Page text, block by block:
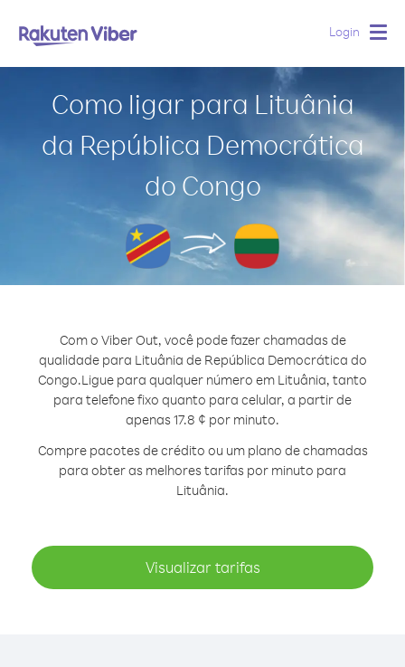
Login
Como ligar para Lituânia
da República Democrática
do Congo
Com o Viber Out, você pode fazer chamadas de
qualidade para Lituânia de República Democrática do
Congo.Ligue para qualquer número em Lituânia, tanto
para telefone fixo quanto para celular, a partir de
apenas 17.8 ¢ por minuto.
Compre pacotes de crédito ou um plano de chamadas
para obter as melhores tarifas por minuto para
Lituânia.
Visualizar tarifas